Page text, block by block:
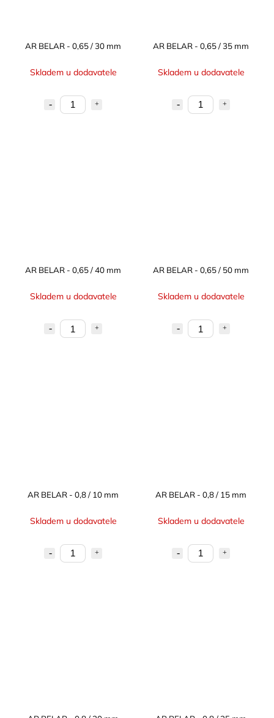
AR BELAR - 0,65 / 30 mm
Skladem u dodavatele
AR BELAR - 0,65 / 35 mm
Skladem u dodavatele
AR BELAR - 0,65 / 40 mm
Skladem u dodavatele
AR BELAR - 0,65 / 50 mm
Skladem u dodavatele
AR BELAR - 0,8 / 10 mm
Skladem u dodavatele
AR BELAR - 0,8 / 15 mm
Skladem u dodavatele